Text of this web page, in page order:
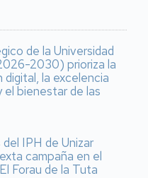
de la Universidad
2030) prioriza la
la excelencia
el bienestar de las
IPH de Unizar
campaña en el
Forau de la Tuta